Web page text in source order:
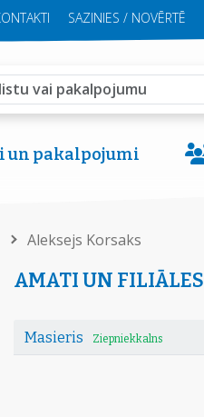
SAZINIES / NOVĒRTĒ
un pakalpojumi
Aleksejs Korsaks
AMATI UN FILIĀLES
Masieris Ziepniekkalns